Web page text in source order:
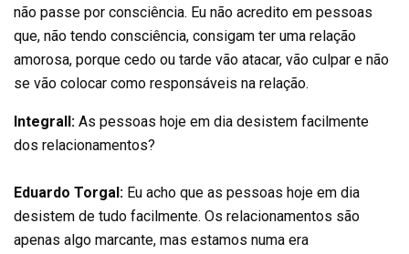
não passe por consciência. Eu não acredito em pessoas
que, não tendo consciência, consigam ter uma relação
amorosa, porque cedo ou tarde vão atacar, vão culpar e não
se vão colocar como responsáveis na relação.
Integrall: As pessoas hoje em dia desistem facilmente
dos relacionamentos?
Eduardo Torgal: Eu acho que as pessoas hoje em dia
desistem de tudo facilmente. Os relacionamentos são
apenas algo marcante, mas estamos numa era